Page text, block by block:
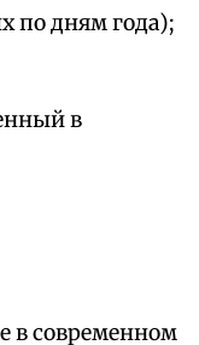
по дням года);
в
в современном